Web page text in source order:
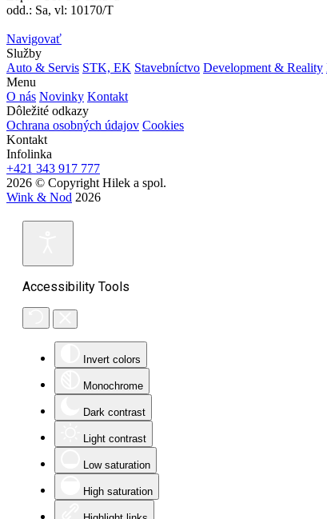
odd.: Sa, vl: 10170/T
Navigovať
Služby
Auto & Servis STK, EK Stavebníctvo Development & Reality
Menu
O nás Novinky Kontakt
Dôležité odkazy
Ochrana osobných údajov Cookies
Kontakt
Infolinka
+421 343 917 777
2026 © Copyright Hilek a spol.
Wink & Nod 2026
Accessibility Tools
Invert colors
Monochrome
Dark contrast
Light contrast
Low saturation
High saturation